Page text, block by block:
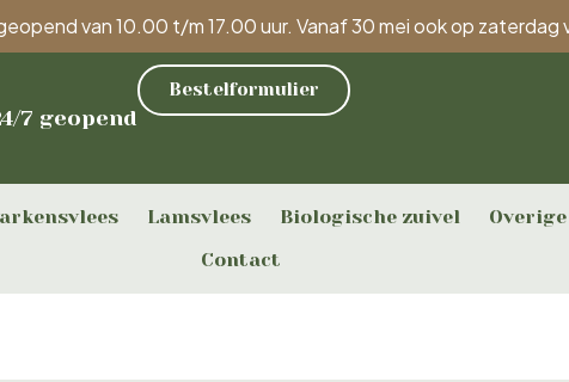
van 10.00 t/m 17.00 uur. Vanaf 30 mei ook op
7 geopend
Bestelformulier
Lamsvlees Biologische zuivel
Contact